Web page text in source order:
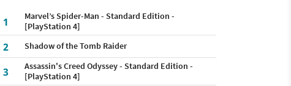
1
Marvel’s Spider-Man - Standard Edition -
[PlayStation 4]
2 Shadow of the Tomb Raider
3
Assassin's Creed Odyssey - Standard Edition -
[PlayStation 4]